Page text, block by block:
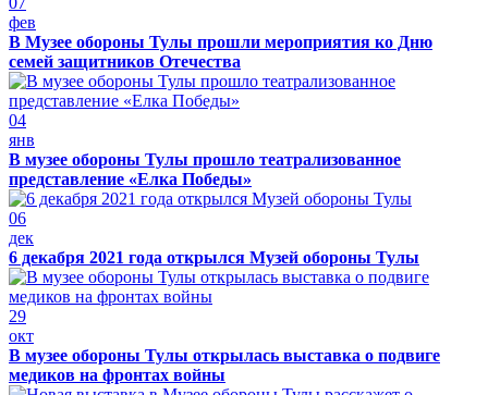
фев
В Музее обороны Тулы прошли мероприятия ко Дню
семей защитников Отечества
04
янв
В музее обороны Тулы прошло театрализованное
представление «Елка Победы»
06
дек
6 декабря 2021 года открылся Музей обороны Тулы
29
окт
В музее обороны Тулы открылась выставка о подвиге
медиков на фронтах войны